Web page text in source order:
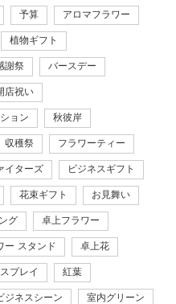
予算 アロマフラワー
植物ギフト
謝祭 バースデー
店祝い
ョン 秋彼岸
収穫祭 フラワーティー
イターズ ビジネスギフト
花束ギフト お見舞い
グ 卓上フラワー
ー スタンド 卓上花
プレイ 紅葉
ジネスシーン 室内グリーン